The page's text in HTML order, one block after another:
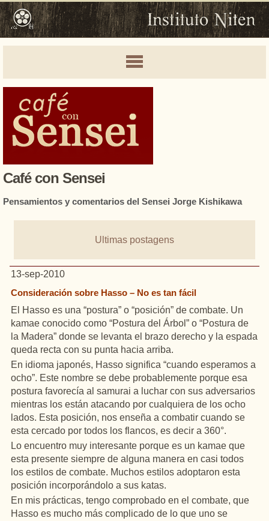
Café con Sensei
Pensamientos y comentarios del Sensei Jorge Kishikawa
Ultimas postagens
13-sep-2010
Consideración sobre Hasso – No es tan fácil
El Hasso es una “postura” o “posición” de combate. Un
kamae conocido como “Postura del Árbol” o “Postura de
la Madera” donde se levanta el brazo derecho y la espada
queda recta con su punta hacia arriba.
En idioma japonés, Hasso significa “cuando esperamos a
ocho”. Este nombre se debe probablemente porque esa
postura favorecía al samurai a luchar con sus adversarios
mientras los están atacando por cualquiera de los ocho
lados. Esta posición, nos enseña a combatir cuando se
esta cercado por todos los flancos, es decir a 360°.
Lo encuentro muy interesante porque es un kamae que
esta presente siempre de alguna manera en casi todos
los estilos de combate. Muchos estilos adoptaron esta
posición incorporándolo a sus katas.
En mis prácticas, tengo comprobado en el combate, que
Hasso es mucho más complicado de lo que uno se